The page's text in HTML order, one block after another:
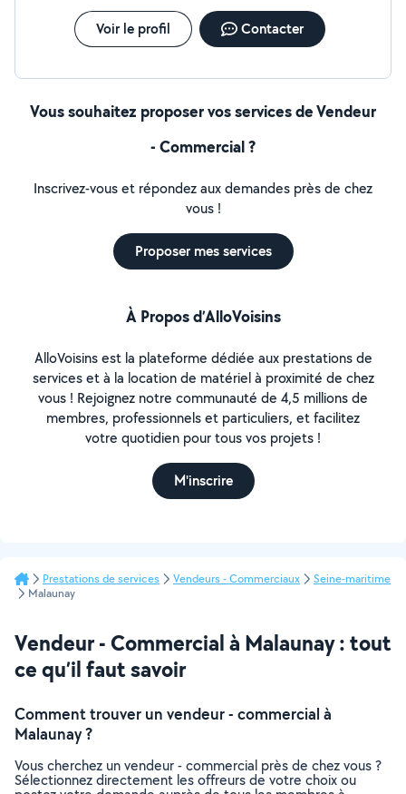
Voir le profil Contacter
Vous souhaitez proposer vos services de Vendeur
- Commercial ?
Inscrivez-vous et répondez aux demandes près de chez
vous !
Proposer mes services
À Propos d’AlloVoisins
AlloVoisins est la plateforme dédiée aux prestations de
services et à la location de matériel à proximité de chez
vous ! Rejoignez notre communauté de 4,5 millions de
membres, professionnels et particuliers, et facilitez
votre quotidien pour tous vos projets !
M'inscrire
Prestations de services Vendeurs - Commerciaux
Seine-maritime
Malaunay
Vendeur - Commercial à Malaunay : tout
ce qu’il faut savoir
Comment trouver un vendeur - commercial à
Malaunay ?
Vous cherchez un vendeur - commercial près de chez vous ?
Sélectionnez directement les offreurs de votre choix ou